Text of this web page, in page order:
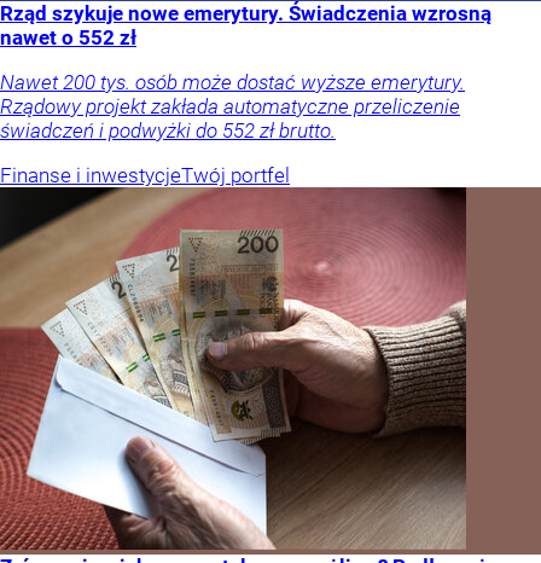
Rząd szykuje nowe emerytury. Świadczenia wzrosną
nawet o 552 zł
Nawet 200 tys. osób może dostać wyższe emerytury.
Rządowy projekt zakłada automatyczne przeliczenie
świadczeń i podwyżki do 552 zł brutto.
Finanse i inwestycjeTwój portfel